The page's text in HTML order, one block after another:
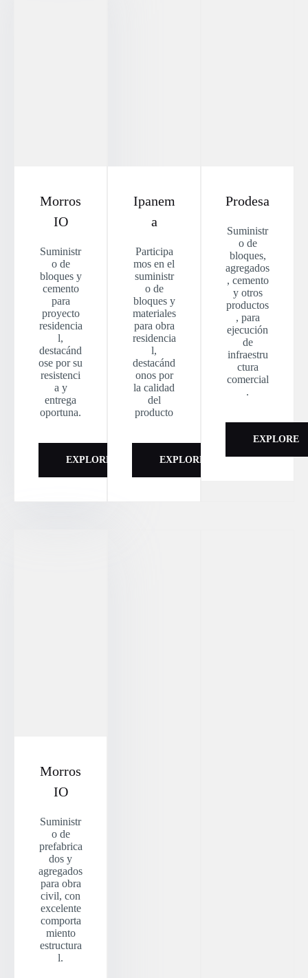
Morros
IO
Suministr
o de
bloques y
cemento
para
proyecto
residencia
l,
destacánd
ose por su
resistenci
a y
entrega
oportuna.
EXPLORE
Ipanem
a
Participa
mos en el
suministr
o de
bloques y
materiales
para obra
residencia
l,
destacánd
onos por
la calidad
del
producto
EXPLORE
Prodesa
Suministr
o de
bloques,
agregados
, cemento
y otros
productos
, para
ejecución
de
infraestru
ctura
comercial
.
EXPLORE
Morros
IO
Suministr
o de
prefabrica
dos y
agregados
para obra
civil, con
excelente
comporta
miento
estructura
l.